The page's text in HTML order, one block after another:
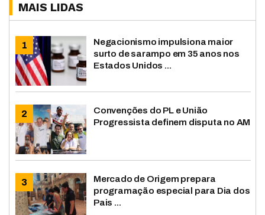
MAIS LIDAS
Negacionismo impulsiona maior
surto de sarampo em 35 anos nos
Estados Unidos ...
Convenções do PL e União
Progressista definem disputa no AM
Mercado de Origem prepara
programação especial para Dia dos
Pais ...